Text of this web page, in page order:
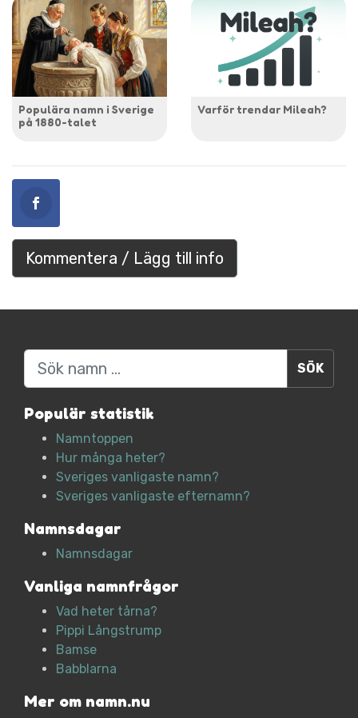
Populära namn i Sverige
på 1880-talet
Varför trendar Mileah?
Kommentera / Lägg till info
Sök
Populär statistik
Namntoppen
Hur många heter?
Sveriges vanligaste namn?
Sveriges vanligaste efternamn?
Namnsdagar
Namnsdagar
Vanliga namnfrågor
Vad heter tårna?
Pippi Långstrump
Bamse
Babblarna
Mer om namn.nu